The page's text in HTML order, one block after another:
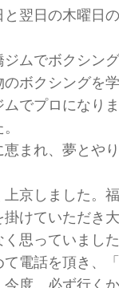
翌日の木曜日
ジムでボクシン
ボクシングを
でプロになり
まれ、夢とや
京しました。
けていただき
思っていました
電話を頂き、
度、必ず行く